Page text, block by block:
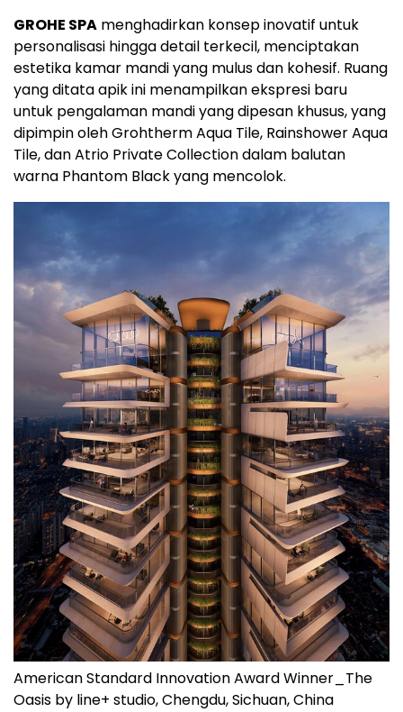
GROHE SPA menghadirkan konsep inovatif untuk
personalisasi hingga detail terkecil, menciptakan
estetika kamar mandi yang mulus dan kohesif. Ruang
yang ditata apik ini menampilkan ekspresi baru
untuk pengalaman mandi yang dipesan khusus, yang
dipimpin oleh Grohtherm Aqua Tile, Rainshower Aqua
Tile, dan Atrio Private Collection dalam balutan
warna Phantom Black yang mencolok.
American Standard Innovation Award Winner_The
Oasis by line+ studio, Chengdu, Sichuan, China